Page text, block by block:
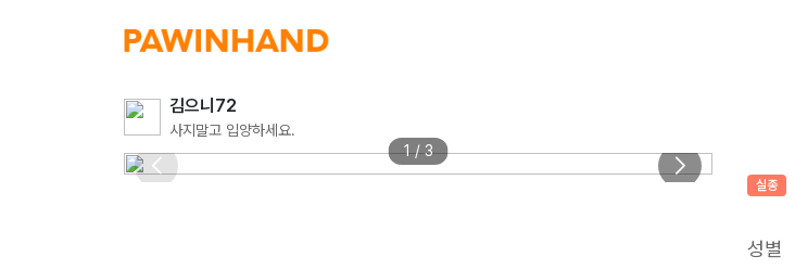
김으니72
사지말고 입양하세요.
1 / 3
실종
성별